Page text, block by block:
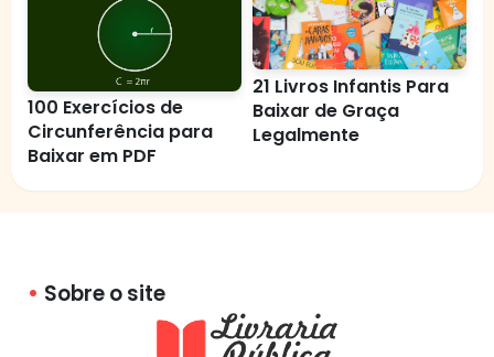
100 Exercícios de
Circunferência para
Baixar em PDF
21 Livros Infantis Para
Baixar de Graça
Legalmente
Sobre o site